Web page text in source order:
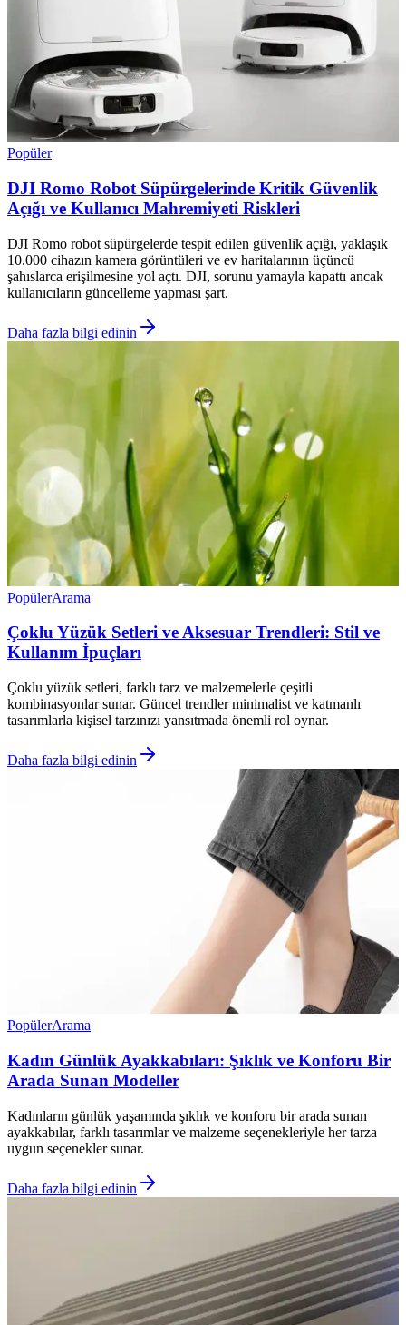
Popüler
DJI Romo Robot Süpürgelerinde Kritik Güvenlik
Açığı ve Kullanıcı Mahremiyeti Riskleri
DJI Romo robot süpürgelerde tespit edilen güvenlik açığı, yaklaşık
10.000 cihazın kamera görüntüleri ve ev haritalarının üçüncü
şahıslarca erişilmesine yol açtı. DJI, sorunu yamayla kapattı ancak
kullanıcıların güncelleme yapması şart.
Daha fazla bilgi edinin
PopülerArama
Çoklu Yüzük Setleri ve Aksesuar Trendleri: Stil ve
Kullanım İpuçları
Çoklu yüzük setleri, farklı tarz ve malzemelerle çeşitli
kombinasyonlar sunar. Güncel trendler minimalist ve katmanlı
tasarımlarla kişisel tarzınızı yansıtmada önemli rol oynar.
Daha fazla bilgi edinin
PopülerArama
Kadın Günlük Ayakkabıları: Şıklık ve Konforu Bir
Arada Sunan Modeller
Kadınların günlük yaşamında şıklık ve konforu bir arada sunan
ayakkabılar, farklı tasarımlar ve malzeme seçenekleriyle her tarza
uygun seçenekler sunar.
Daha fazla bilgi edinin